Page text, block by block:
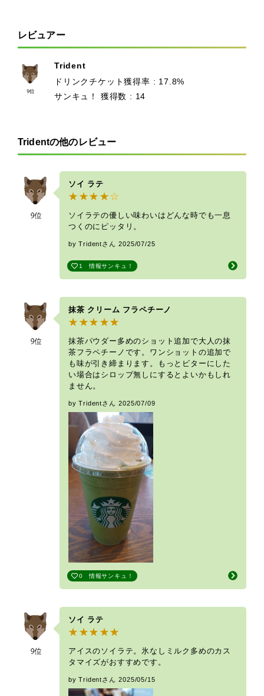
レビュアー
Trident
ドリンクチケット獲得率 : 17.8%
サンキュ！ 獲得数 : 14
Tridentの他のレビュー
ソイ ラテ
ソイラテの優しい味わいはどんな時でも一息
つくのにピッタリ。
by Tridentさん 2025/07/25
1 情報サンキュ！
抹茶 クリーム フラペチーノ
抹茶パウダー多めのショット追加で大人の抹
茶フラペチーノです。ワンショットの追加で
も味が引き締まります。もっとビターにした
い場合はシロップ無しにするとよいかもしれ
ません。
by Tridentさん 2025/07/09
0 情報サンキュ！
ソイ ラテ
アイスのソイラテ。氷なしミルク多めのカス
タマイズがおすすめです。
by Tridentさん 2025/05/15